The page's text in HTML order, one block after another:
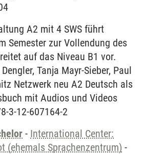
A2 mit 4 SWS führt
Semester zur Vollendung des
auf das Niveau B1 vor.
Tanja Mayr-Sieber, Paul
Netzwerk neu A2 Deutsch als
mit Audios und Videos
3-12-607164-2
- International Center:
(ehemals Sprachenzentrum) -